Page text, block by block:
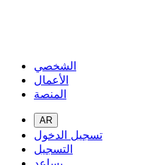
الشخصي
الأعمال
المنصة
AR
تسجيل الدخول
التسجيل